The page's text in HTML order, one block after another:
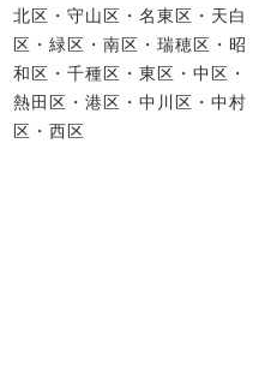
北区・守山区・名東区・天白
区・緑区・南区・瑞穂区・昭
和区・千種区・東区・中区・
熱田区・港区・中川区・中村
区・西区